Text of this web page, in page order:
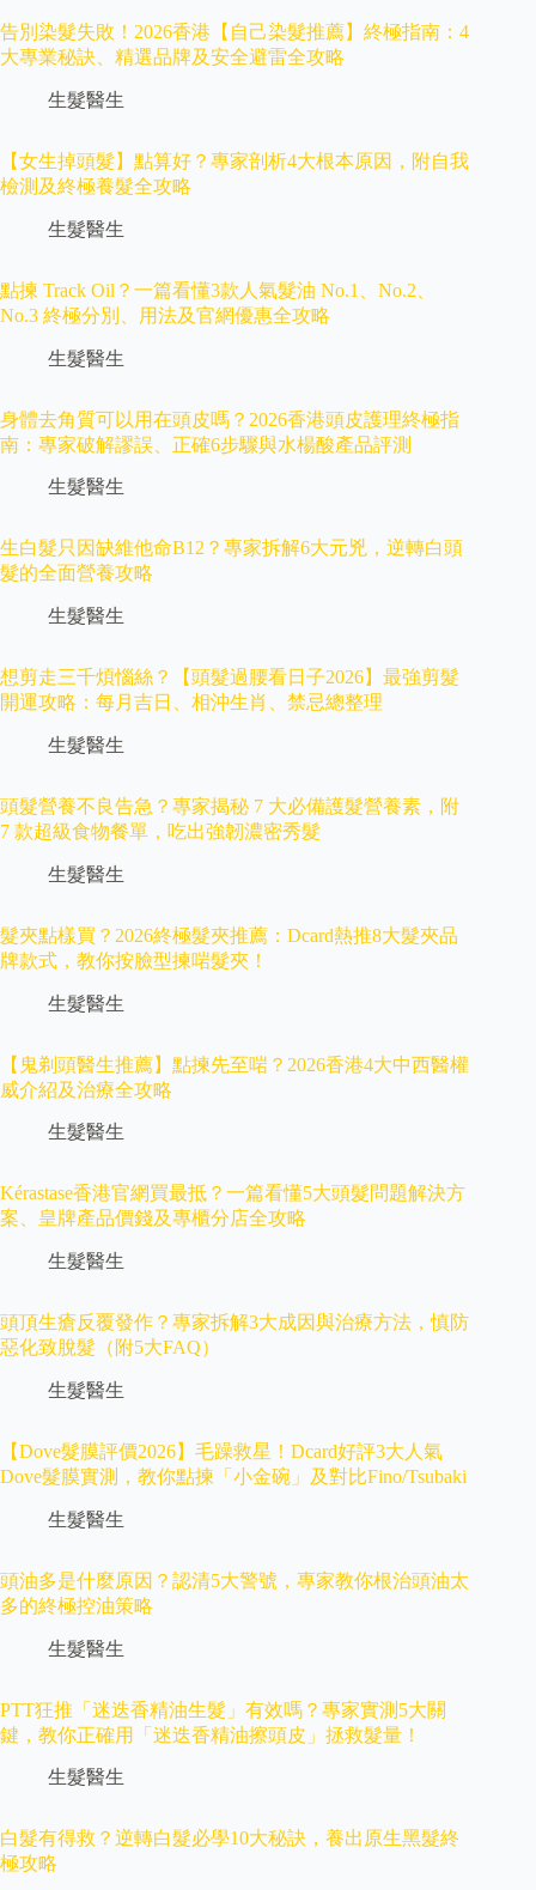
告別染髮失敗！2026香港【自己染髮推薦】終極指南：4
大專業秘訣、精選品牌及安全避雷全攻略
生髮醫生
【女生掉頭髮】點算好？專家剖析4大根本原因，附自我
檢測及終極養髮全攻略
生髮醫生
點揀 Track Oil？一篇看懂3款人氣髮油 No.1、No.2、
No.3 終極分別、用法及官網優惠全攻略
生髮醫生
身體去角質可以用在頭皮嗎？2026香港頭皮護理終極指
南：專家破解謬誤、正確6步驟與水楊酸產品評測
生髮醫生
生白髮只因缺維他命B12？專家拆解6大元兇，逆轉白頭
髮的全面營養攻略
生髮醫生
想剪走三千煩惱絲？【頭髮過腰看日子2026】最強剪髮
開運攻略：每月吉日、相沖生肖、禁忌總整理
生髮醫生
頭髮營養不良告急？專家揭秘 7 大必備護髮營養素，附
7 款超級食物餐單，吃出強韌濃密秀髮
生髮醫生
髮夾點樣買？2026終極髮夾推薦：Dcard熱推8大髮夾品
牌款式，教你按臉型揀啱髮夾！
生髮醫生
【鬼剃頭醫生推薦】點揀先至啱？2026香港4大中西醫權
威介紹及治療全攻略
生髮醫生
Kérastase香港官網買最抵？一篇看懂5大頭髮問題解決方
案、皇牌產品價錢及專櫃分店全攻略
生髮醫生
頭頂生瘡反覆發作？專家拆解3大成因與治療方法，慎防
惡化致脫髮（附5大FAQ）
生髮醫生
【Dove髮膜評價2026】毛躁救星！Dcard好評3大人氣
Dove髮膜實測，教你點揀「小金碗」及對比Fino/Tsubaki
生髮醫生
頭油多是什麼原因？認清5大警號，專家教你根治頭油太
多的終極控油策略
生髮醫生
PTT狂推「迷迭香精油生髮」有效嗎？專家實測5大關
鍵，教你正確用「迷迭香精油擦頭皮」拯救髮量！
生髮醫生
白髮有得救？逆轉白髮必學10大秘訣，養出原生黑髮終
極攻略